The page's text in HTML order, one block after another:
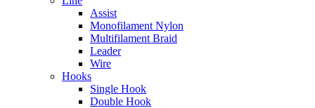
Assist
Monofilament Nylon
Multifilament Braid
Leader
Wire
Hooks
Single Hook
Double Hook